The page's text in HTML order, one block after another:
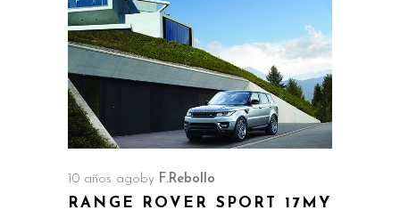
10 años agoby F.Rebollo
RANGE ROVER SPORT 17MY